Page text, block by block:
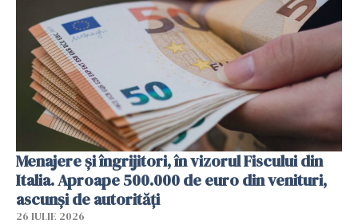
Menajere și îngrijitori, în vizorul Fiscului din
Italia. Aproape 500.000 de euro din venituri,
ascunși de autorități
26 IULIE 2026